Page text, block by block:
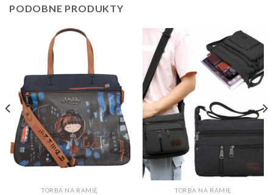
PODOBNE PRODUKTY
TORBA NA RAMIĘ TORBA NA RAMIĘ